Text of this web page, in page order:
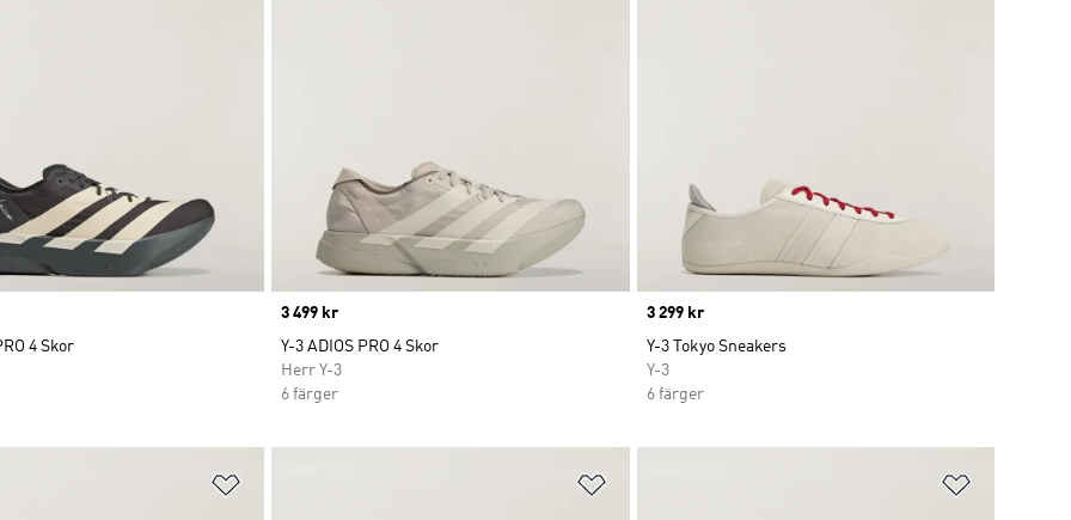
4 Skor
Price
3 499 kr
Y-3 ADIOS PRO 4 Skor
Herr Y-3
6 färger
Price
3 299 kr
Y-3 Tokyo Sneakers
Y-3
6 färger